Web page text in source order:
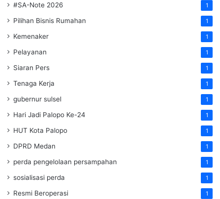
#SA-Note 2026 1
Pilihan Bisnis Rumahan 1
Kemenaker 1
Pelayanan 1
Siaran Pers 1
Tenaga Kerja 1
gubernur sulsel 1
Hari Jadi Palopo Ke-24 1
HUT Kota Palopo 1
DPRD Medan 1
perda pengelolaan persampahan 1
sosialisasi perda 1
Resmi Beroperasi 1